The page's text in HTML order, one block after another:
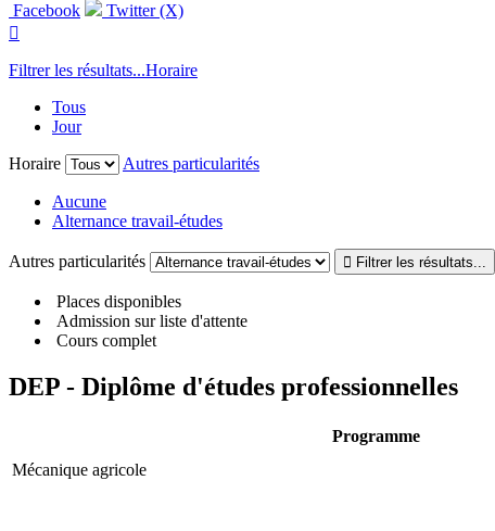
Facebook
Twitter (X)

Filtrer les résultats...Horaire
Tous
Jour
Horaire
Autres particularités
Aucune
Alternance travail-études
Autres particularités
Places disponibles
Admission sur liste d'attente
Cours complet
DEP - Diplôme d'études professionnelles
Programme
Mécanique agricole